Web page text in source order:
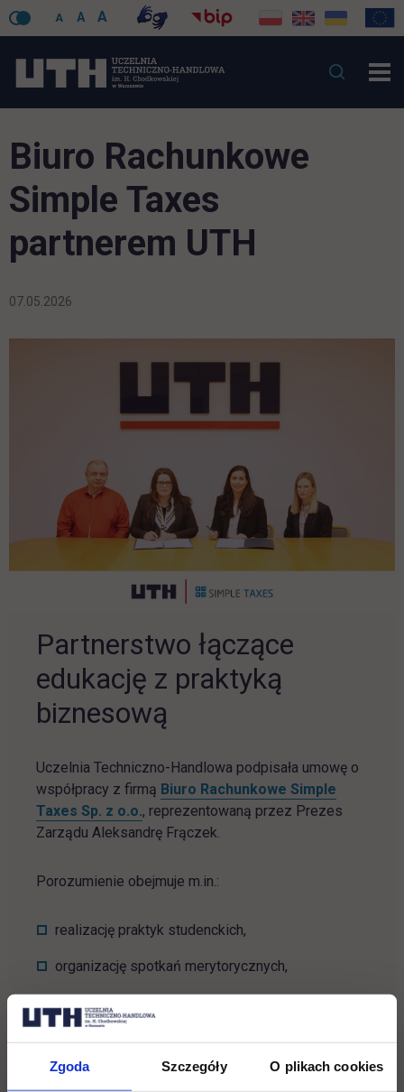
Zgoda Szczegóły O plikach cookies
A A A
Biuro Rachunkowe
Simple Taxes
partnerem UTH
07.05.2026
Partnerstwo łączące
edukację z praktyką
biznesową
Uczelnia Techniczno-Handlowa podpisała umowę o
współpracy z firmą Biuro Rachunkowe Simple
Taxes Sp. z o.o.link otwiera się w nowej karcie
, reprezentowaną przez Prezes
Zarządu Aleksandrę Frączek.
Porozumienie obejmuje m.in.:
realizację praktyk studenckich,
organizację spotkań merytorycznych,
branżowe,
udział ekspertów firmy w konferencjach i